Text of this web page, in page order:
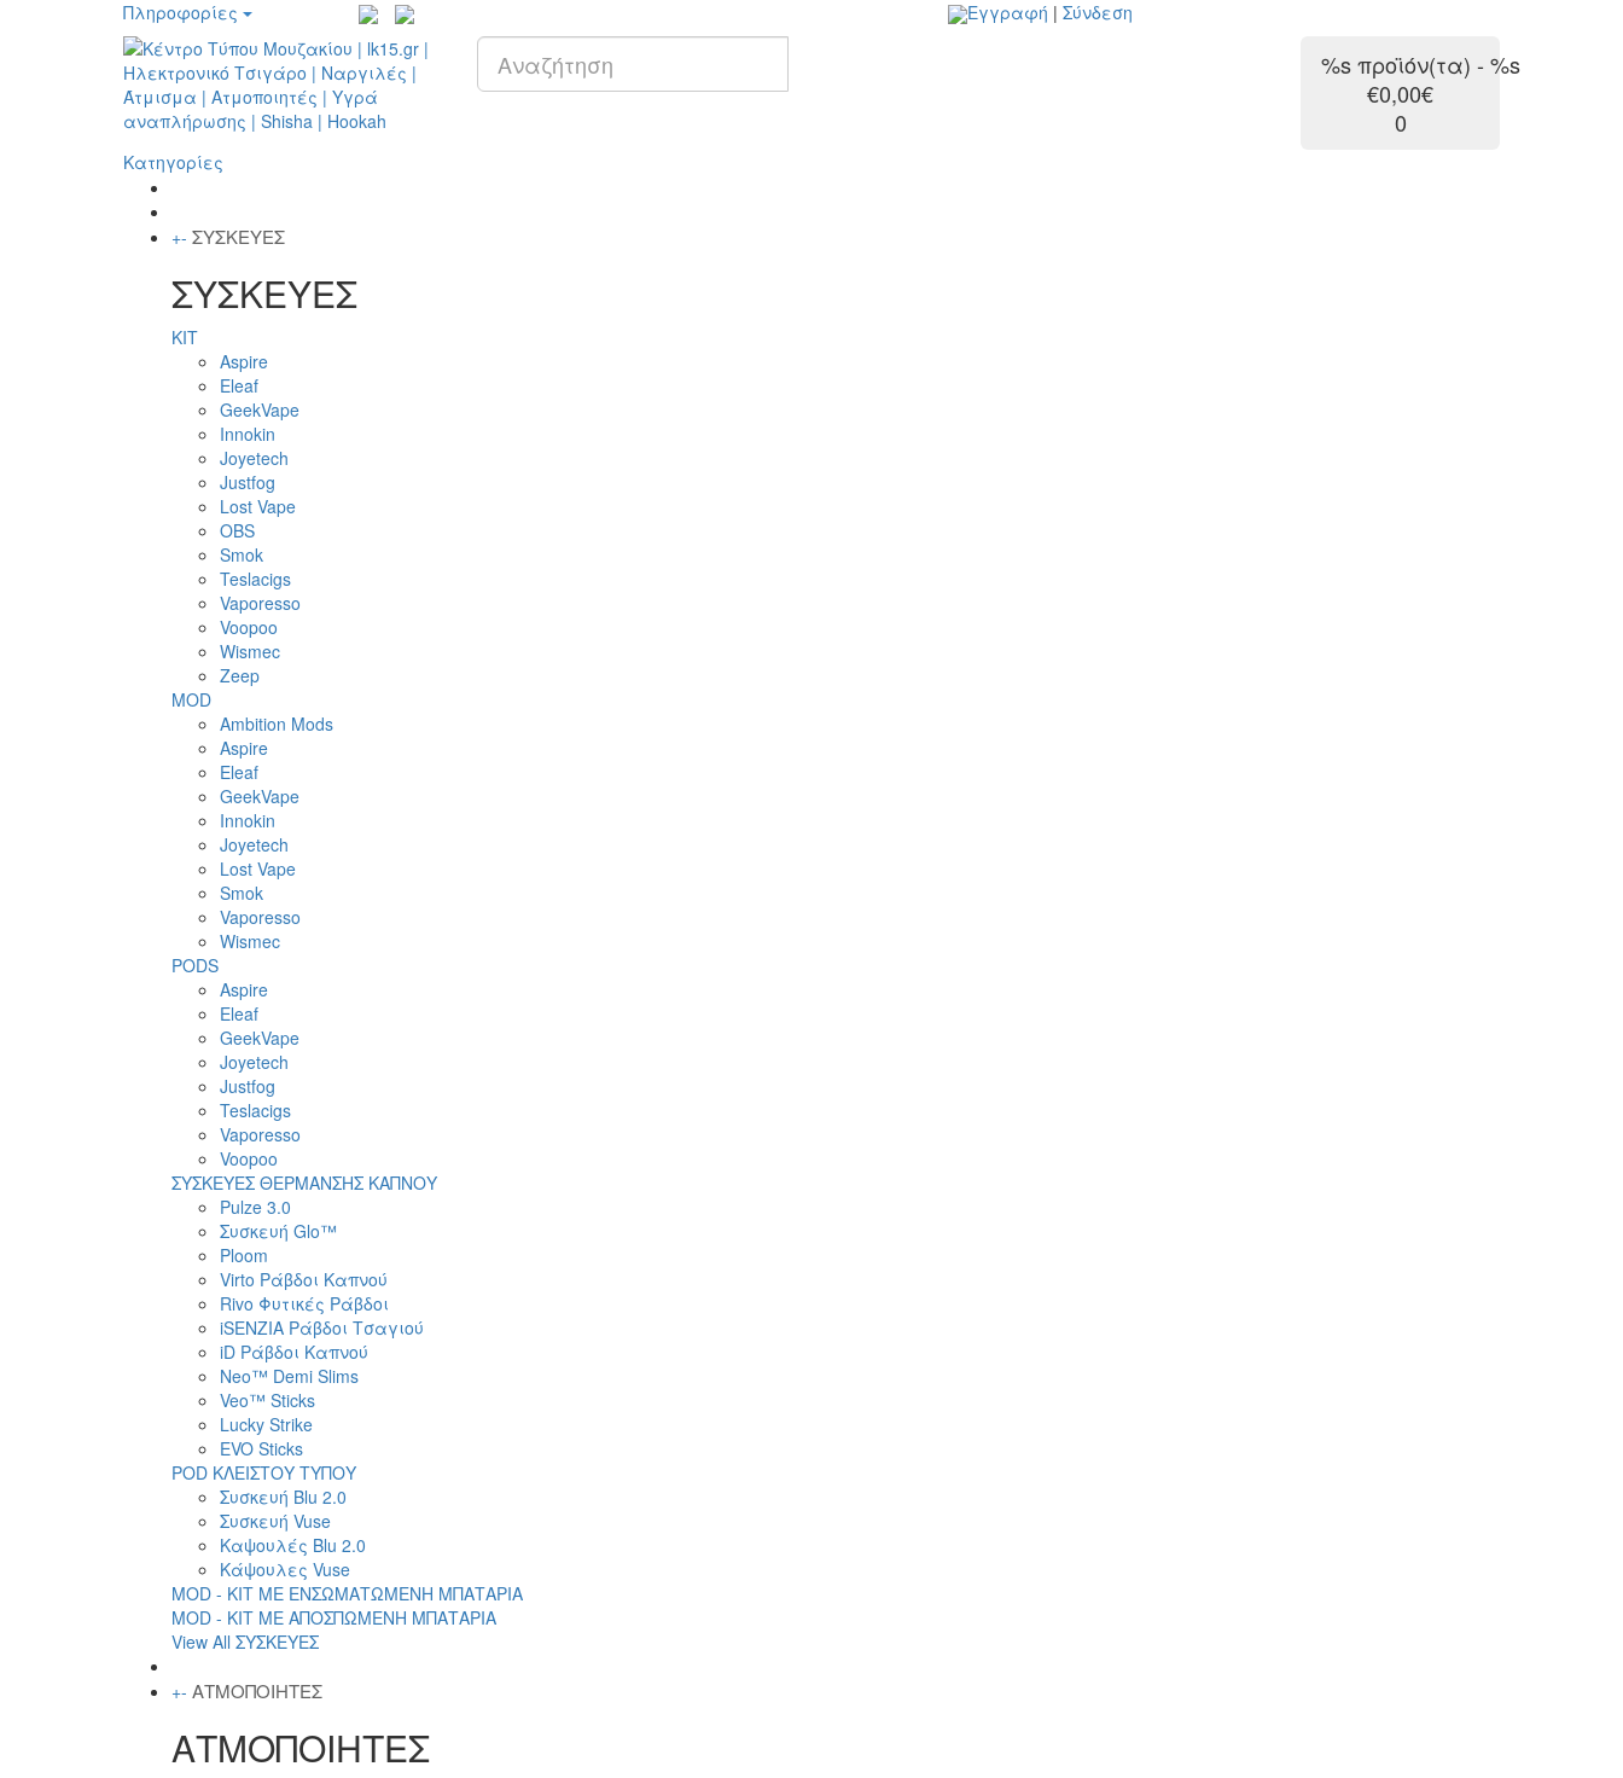
Πληροφορίες Εγγραφή | Σύνδεση
%s προϊόν(τα) - %s
€0,00€
0
Κατηγορίες
+- ΣΥΣΚΕΥΕΣ
ΣΥΣΚΕΥΕΣ
KIT
Aspire
Eleaf
GeekVape
Innokin
Joyetech
Justfog
Lost Vape
OBS
Smok
Teslacigs
Vaporesso
Voopoo
Wismec
Zeep
MOD
Ambition Mods
Aspire
Eleaf
GeekVape
Innokin
Joyetech
Lost Vape
Smok
Vaporesso
Wismec
PODS
Aspire
Eleaf
GeekVape
Joyetech
Justfog
Teslacigs
Vaporesso
Voopoo
ΣΥΣΚΕΥΕΣ ΘΕΡΜΑΝΣΗΣ ΚΑΠΝΟΥ
Pulze 3.0
Συσκευή Glo™
Ploom
Virto Ράβδοι Καπνού
Rivo Φυτικές Ράβδοι
iSENZIA Ράβδοι Τσαγιού
iD Ράβδοι Καπνού
Neo™ Demi Slims
Veo™ Sticks
Lucky Strike
EVO Sticks
POD ΚΛΕΙΣΤΟΥ ΤΥΠΟΥ
Συσκευή Blu 2.0
Συσκευή Vuse
Καψουλές Blu 2.0
Κάψουλες Vuse
MOD - KIT ΜΕ ΕΝΣΩΜΑΤΩΜΕΝΗ ΜΠΑΤΑΡΙΑ
MOD - KIT ΜΕ ΑΠΟΣΠΩΜΕΝΗ ΜΠΑΤΑΡΙΑ
View All ΣΥΣΚΕΥΕΣ
+- ΑΤΜΟΠΟΙΗΤΕΣ
ΑΤΜΟΠΟΙΗΤΕΣ